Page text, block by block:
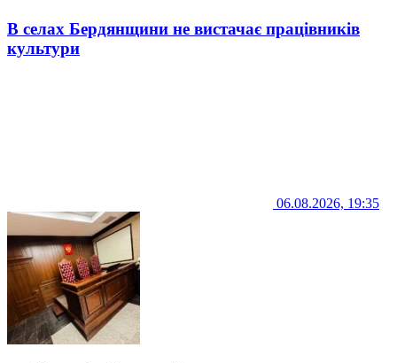
В селах Бердянщини не вистачає працівників
культури
06.08.2026, 19:35